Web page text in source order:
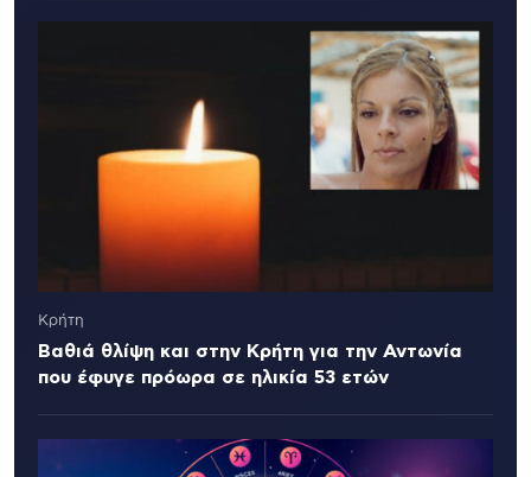
Κρήτη
Βαθιά θλίψη και στην Κρήτη για την Αντωνία
που έφυγε πρόωρα σε ηλικία 53 ετών